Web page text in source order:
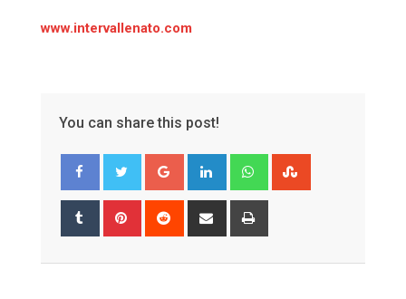
www.intervallenato.com
You can share this post!
Google+ LinkedIn Whatsapp
Tumblr Pinterest Reddit
Share